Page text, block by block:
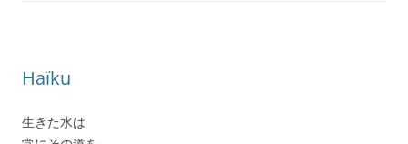
Haïku
生きた水は